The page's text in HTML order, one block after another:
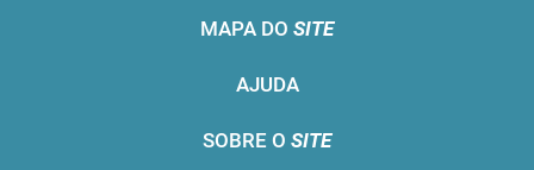
MAPA DO SITE
AJUDA
SOBRE O SITE